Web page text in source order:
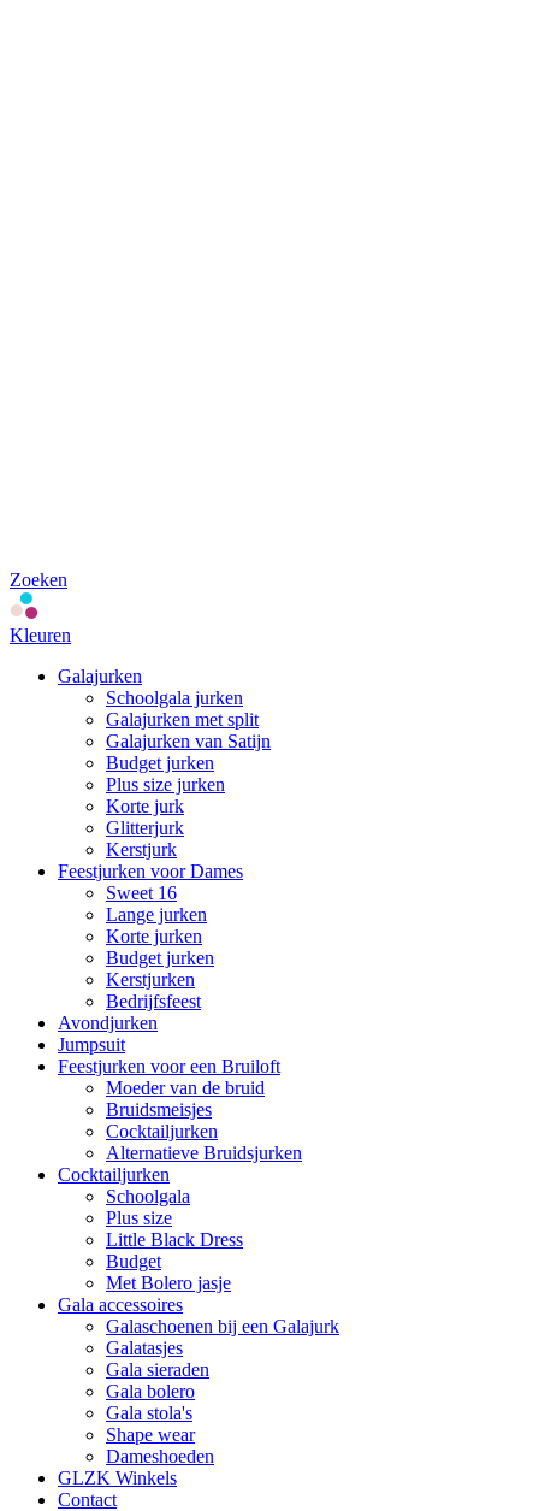
Zoeken
Kleuren
Galajurken
Schoolgala jurken
Galajurken met split
Galajurken van Satijn
Budget jurken
Plus size jurken
Korte jurk
Glitterjurk
Kerstjurk
Feestjurken voor Dames
Sweet 16
Lange jurken
Korte jurken
Budget jurken
Kerstjurken
Bedrijfsfeest
Avondjurken
Jumpsuit
Feestjurken voor een Bruiloft
Moeder van de bruid
Bruidsmeisjes
Cocktailjurken
Alternatieve Bruidsjurken
Cocktailjurken
Schoolgala
Plus size
Little Black Dress
Budget
Met Bolero jasje
Gala accessoires
Galaschoenen bij een Galajurk
Galatasjes
Gala sieraden
Gala bolero
Gala stola's
Shape wear
Dameshoeden
GLZK Winkels
Contact